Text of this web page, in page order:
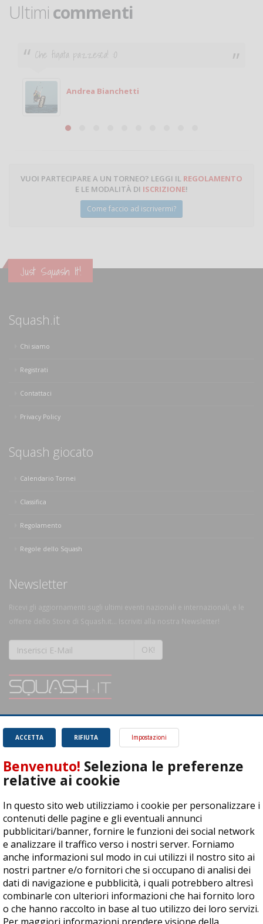
Ultimi commenti
Ciao. Sono a Treviglio da poco e vorrei tornare a
giocare. Se sei in zona e puoi giocare fammi sapere.
Michele
VUOI PARTECIPARE A UN TORNEO? LEGGI IL REGOLAMENTO
E LE MODALITÀ DI ISCRIZIONE!
Come faccio ad iscrivermi?
Just Squash It!
Squash.it
Chi siamo
Registrati
Contattaci
Privacy Policy
Squash giocato
Calendario Tornei
Classifica
Regolamento
Regole dello Squash
Newsletter
Ricevi gli aggiornamenti sugli ultimi eventi nazionali e internazionali, e le
offerte dello Store di Squash.it... Iscriviti alla nostra Newsletter!
OK!
magnifico sport.
Leggi
RIFIUTA
ACCETTA Impostazioni
Benvenuto! Seleziona le preferenze
relative ai cookie
In questo sito web utilizziamo i cookie per personalizzare i
contenuti delle pagine e gli eventuali annunci
pubblicitari/banner, fornire le funzioni dei social network
e analizzare il traffico verso i nostri server. Forniamo
anche informazioni sul modo in cui utilizzi il nostro sito ai
nostri partner e/o fornitori che si occupano di analisi dei
dati di navigazione e pubblicità, i quali potrebbero altresì
combinarle con ulteriori informazioni che hai fornito loro
o che hanno raccolto in base al tuo utilizzo dei loro servizi.
ASD Let's Sport - Via T. Olivelli 3, 25014 Castenedolo (BS) - P. Iva:
04278030988
© Copyright 2015 | All Rights Reserved - Powered byDynDevice
Privacy Policy Cookie Policy Accessibilità Sitemap